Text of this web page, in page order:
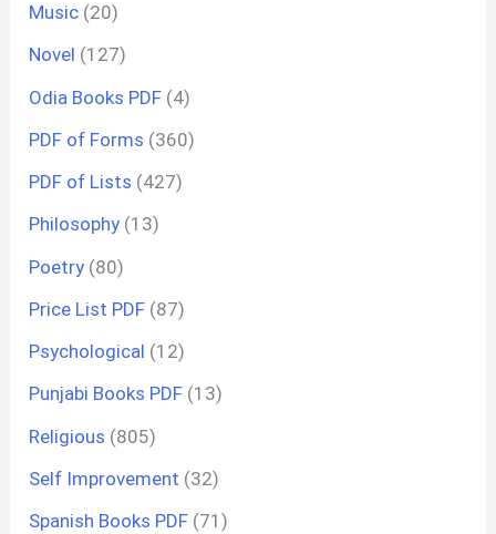
Music (20)
Novel (127)
Odia Books PDF (4)
PDF of Forms (360)
PDF of Lists (427)
Philosophy (13)
Poetry (80)
Price List PDF (87)
Psychological (12)
Punjabi Books PDF (13)
Religious (805)
Self Improvement (32)
Spanish Books PDF (71)